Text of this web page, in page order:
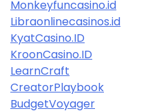
Monkeyfuncasino.id
Libraonlinecasinos.id
KyatCasino.ID
KroonCasino.ID
LearnCraft
CreatorPlaybook
BudgetVoyager